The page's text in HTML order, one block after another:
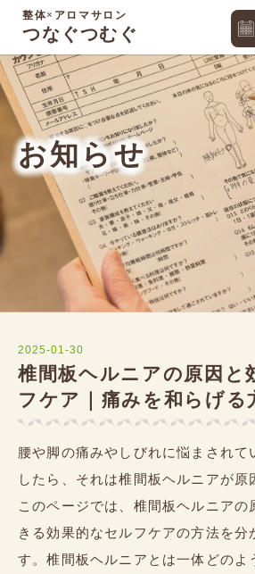
整体×アロマサロン
つなぐつむぐ
お知らせ
2025-01-30
椎間板ヘルニアの原因と
フケア｜痛みを和らげる
腰や脚の痛みやしびれに悩まされて
したら、それは椎間板ヘルニアが原
このページでは、椎間板ヘルニアの
きる効果的なセルフケアの方法を分
す。椎間板ヘルニアとは一体どのよ